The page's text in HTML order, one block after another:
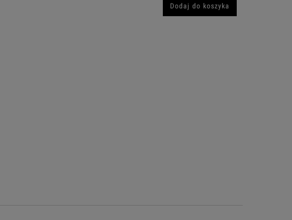
Dodaj do koszyka